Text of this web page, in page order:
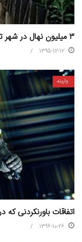
۳ میلیون نهال در شهر تهران کاشته می‌شود
1395-12-12
واریته
اتفاقات باورنکردنی
1396-10-26